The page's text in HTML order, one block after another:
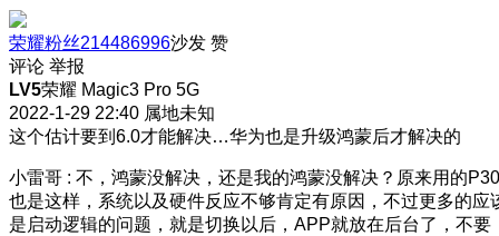
荣耀粉丝214486996沙发 赞
评论 举报
LV5荣耀 Magic3 Pro 5G
2022-1-29 22:40 属地未知
这个估计要到6.0才能解决…华为也是升级鸿蒙后才解决的
小雷哥 : 不，鸿蒙没解决，还是我的鸿蒙没解决？原来用的P30
也是这样，系统以及硬件反应不够肯定有原因，不过更多的应
是启动逻辑的问题，就是切换以后，APP就放在后台了，不要